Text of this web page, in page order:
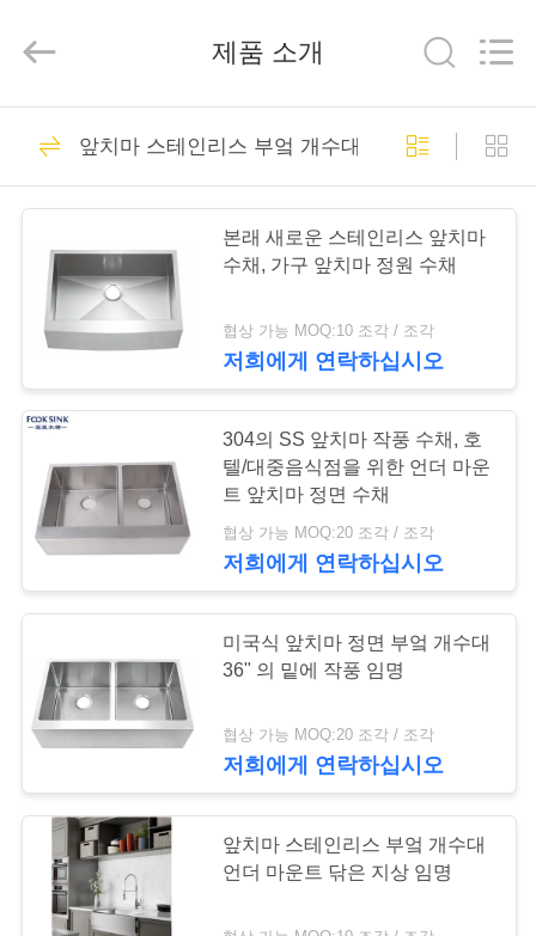
제
리
에
여
장
행
2026
Jiangmen
Steel
앞치마 스테인리스
부엌 개수대
최고 산 스테인리스
부엌 개수대
46
언더 마운트 스테인
리스 부엌 개수대
120
제품 소개
앞치마 스테인리스 부엌 개수대
본래 새로운 스테인리스 앞치마
수채, 가구 앞치마 정원 수채
협상 가능 MOQ:10 조각 / 조각
저희에게 연락하십시오
304의 SS 앞치마 작풍 수채, 호
텔/대중음식점을 위한 언더 마운
트 앞치마 정면 수채
협상 가능 MOQ:20 조각 / 조각
저희에게 연락하십시오
미국식 앞치마 정면 부엌 개수대
36" 의 밑에 작풍 임명
협상 가능 MOQ:20 조각 / 조각
저희에게 연락하십시오
앞치마 스테인리스 부엌 개수대
언더 마운트 닦은 지상 임명